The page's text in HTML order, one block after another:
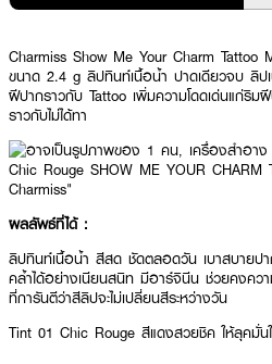
Charmiss Show Me Your Charm Tattoo
ขนาด 2.4 g ลิปทินท์เนื้อน้ำ ปาดเดียวจบ ลิป
ฝีปากราวกับ Tattoo เพิ่มความโดดเด่นแก่ริ
ราวกับไม่ได้ทา
ผลลัพธ์ที่ได้ :
ลิปทินท์เนื้อน้ำ สีสด ชัดตลอดวัน เบาสบายป
คล้ําได้อย่างเนียนสนิท มีอาร์จินีน ช่วยคงควา
ที่การันตีว่าสีลิปจะไม่เปลี่ยนสีระหว่างวัน
Tint 01 Chic Rouge สีแดงสวยชิค ให้ลุคมั่น